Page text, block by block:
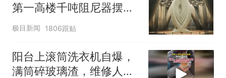
第一高楼千吨阻尼器摆动
明显
极目新闻 1806跟贴
阳台上滚筒洗衣机自爆，
满筒碎玻璃渣，维修人员